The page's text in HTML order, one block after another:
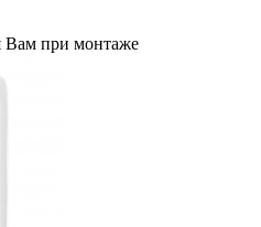
Вам при монтаже